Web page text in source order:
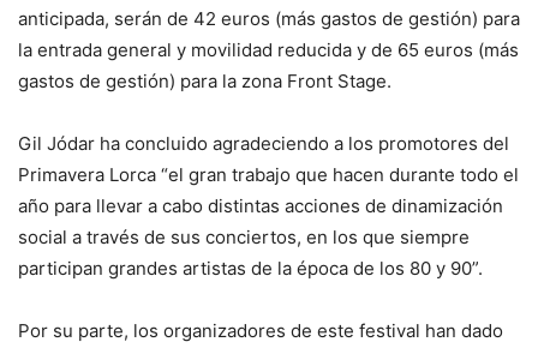
anticipada, serán de 42 euros (más gastos de gestión) para
la entrada general y movilidad reducida y de 65 euros (más
gastos de gestión) para la zona Front Stage.
Gil Jódar ha concluido agradeciendo a los promotores del
Primavera Lorca “el gran trabajo que hacen durante todo el
año para llevar a cabo distintas acciones de dinamización
social a través de sus conciertos, en los que siempre
participan grandes artistas de la época de los 80 y 90”.
Por su parte, los organizadores de este festival han dado